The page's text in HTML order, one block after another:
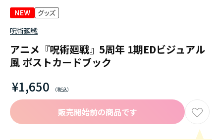
呪術廻戦
アニメ『呪術廻戦』5周年 1期EDビジュアル
風 ポストカードブック
¥1,650
販売開始前の商品です